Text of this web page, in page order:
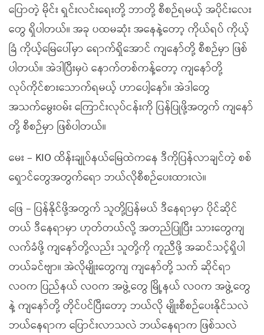
ပြောတဲ့ မိုင်း ရှင်းလင်းရေးတို့ ဘာတို့ စီစဉ်ရမယ့် အပိုင်းလေး
တွေ ရှိပါတယ်။ အခု ပထမဆုံး အနေနဲ့တော့ ကိုယ်ရပ် ကိုယ့်
ခြံ ကိုယ့်မြေပေါ်မှာ ရောက်ရှိအောင် ကျနော်တို့ စီစဉ်မှာ ဖြစ်
ပါတယ်။ အဲဒါပြီးမှပဲ နောက်တစ်ကန့်တော့ ကျနော်တို့
လုပ်ကိုင်စားသောက်ရမယ့် ဟာပေါ့နော်။ အဲဒါတွေ
အသက်မွေးဝမ်း ကြောင်းလုပ်ငန်းကို ပြန်ပြုဖို့အတွက် ကျနော်
တို့ စီစဉ်မှာ ဖြစ်ပါတယ်။
မေး – KIO ထိန်းချုပ်နယ်မြေထဲကနေ ဒီကိုပြန်လာချင်တဲ့ စစ်
ရှောင်တွေအတွက်ရော ဘယ်လိုစီစဉ်ပေးထားလဲ။
ဖြေ – ပြန်နိုင်ဖို့အတွက် သူတို့ပြန်မယ် ဒီနေရာမှာ ပိုင်ဆိုင်
တယ် ဒီနေရာမှာ ဟုတ်တယ်လို့ အတည်ပြုပြီး သားတွေကျ
လက်ခံဖို့ ကျနော်တို့လည်း သူတို့ကို ကူညီဖို့ အဆင်သင့်ရှိပါ
တယ်ခင်ဗျာ။ အဲလိုမျိုးတွေကျ ကျနော်တို့ သက် ဆိုင်ရာ
လဝက ပြည်နယ် လဝက အဖွဲ့တွေ မြို့နယ် လဝက အဖွဲ့တွေ
နဲ့ ကျနော်တို့ တိုင်ပင်ပြီးတော့ ဘယ်လို မျိုးစီစဉ်ပေးနိုင်သလဲ
ဘယ်နေရာက ပြောင်းလာသလဲ ဘယ်နေရာက ဖြစ်သလဲ